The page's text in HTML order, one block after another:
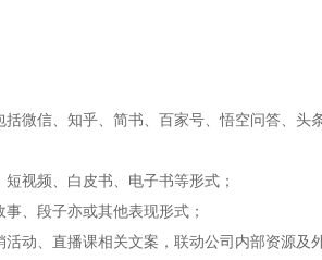
微信、知乎、简书、百家号、悟空问答、头
视频、白皮书、电子书等形式；
、段子亦或其他表现形式；
动、直播课相关文案，联动公司内部资源及